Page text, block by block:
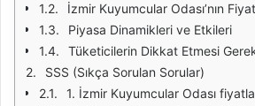
İzmir Kuyumcular Odası’nın
Piyasa Dinamikleri ve Etkileri
Tüketicilerin Dikkat Etmesi
SSS (Sıkça Sorulan Sorular)
1. İzmir Kuyumcular Odası